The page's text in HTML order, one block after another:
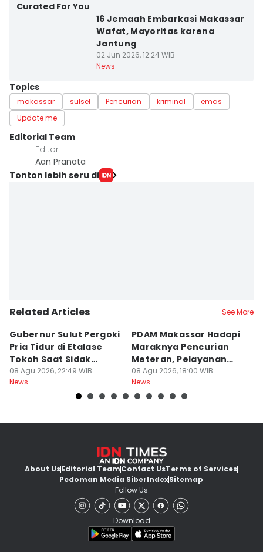
Curated For You
16 Jemaah Embarkasi Makassar
Wafat, Mayoritas karena
Jantung
02 Jun 2026, 12:24 WIB
News
Topics
makassar sulsel Pencurian kriminal
emas
Update me
Editorial Team
Editor
Aan Pranata
Tonton lebih seru di
Related Articles See More
Gubernur Sulut Pergoki
Pria Tidur di Etalase
Tokoh Saat Sidak
Gedung
08 Agu 2026, 22:49 WIB
News
PDAM Makassar Hadapi
Maraknya Pencurian
Meteran, Pelayanan
Ikut Terdampak
08 Agu 2026, 18:00 WIB
News
About UsEditorial TeamContact UsTerms of Services
Pedoman Media SiberIndexSitemap
Follow Us
Download